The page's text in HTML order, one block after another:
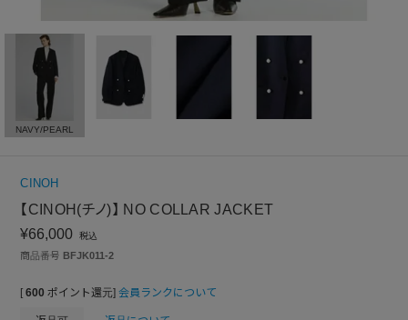
NAVY/PEARL
CINOH
【CINOH(チノ)】 NO COLLAR JACKET
¥66,000 税込
商品番号 BFJK011-2
[ 600 ポイント還元] 会員ランクについて